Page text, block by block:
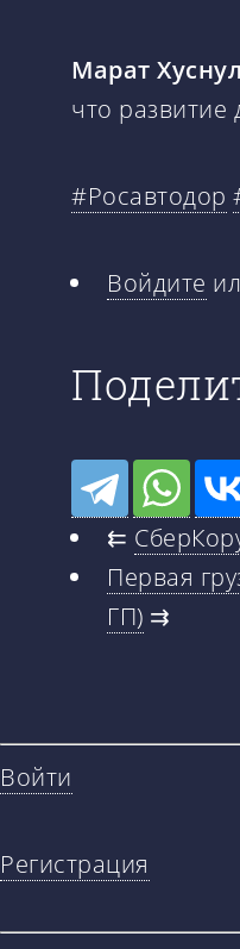
Марат
что
#Росавтодор
Войдите
⇇
Первая
ГП) ⇉
Войти
Регистрация